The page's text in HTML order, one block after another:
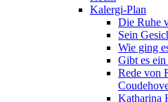
Kalergi-Plan
Die Ruhe
Sein
Wie ging
Gibt es
Rede von
Katharina